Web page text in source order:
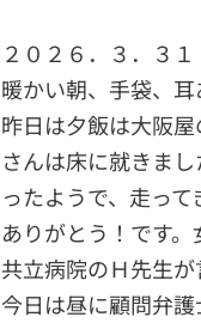
２０２６．３．３１
暖かい朝、手袋、
昨日は夕飯は大阪
さんは床に就きま
ったようで、走っ
ありがとう！です
共立病院のＨ先生
今日は昼に顧問弁護